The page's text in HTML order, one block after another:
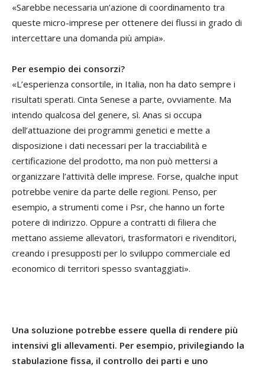
«Sarebbe necessaria un’azione di coordinamento tra
queste micro-imprese per ottenere dei flussi in grado di
intercettare una domanda più ampia».
Per esempio dei consorzi?
«L’esperienza consortile, in Italia, non ha dato sempre i
risultati sperati. Cinta Senese a parte, ovviamente. Ma
intendo qualcosa del genere, sì. Anas si occupa
dell’attuazione dei programmi genetici e mette a
disposizione i dati necessari per la tracciabilità e
certificazione del prodotto, ma non può mettersi a
organizzare l’attività delle imprese. Forse, qualche input
potrebbe venire da parte delle regioni. Penso, per
esempio, a strumenti come i Psr, che hanno un forte
potere di indirizzo. Oppure a contratti di filiera che
mettano assieme allevatori, trasformatori e rivenditori,
creando i presupposti per lo sviluppo commerciale ed
economico di territori spesso svantaggiati».
Una soluzione potrebbe essere quella di rendere più
intensivi gli allevamenti. Per esempio, privilegiando la
stabulazione fissa, il controllo dei parti e uno